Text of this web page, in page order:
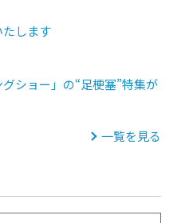
します
ショー」の“足梗塞”特集が
一覧を見る